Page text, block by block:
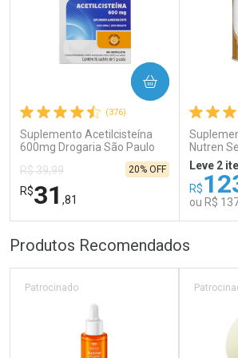
(376)
Suplemento Acetilcisteína
600mg Drogaria São Paulo
R$ 39,99
R$31 ,81
20% OFF
COMPRAR
FECHAR
FECHAR
Por Menos
Nutren
740g
Leve 2
R$
ou R$
Por
Produtos Recomendados
Patrocinado